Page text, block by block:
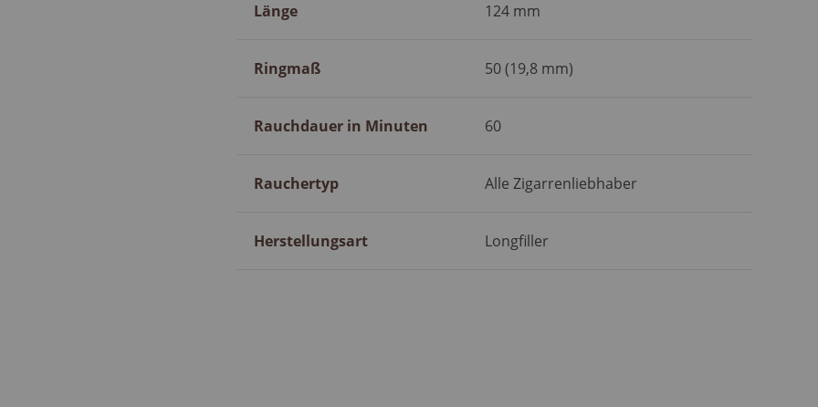
Länge 124 mm
Ringmaß 50 (19,8 mm)
Rauchdauer in Minuten 60
Rauchertyp Alle Zigarrenliebhaber
Herstellungsart Longfiller